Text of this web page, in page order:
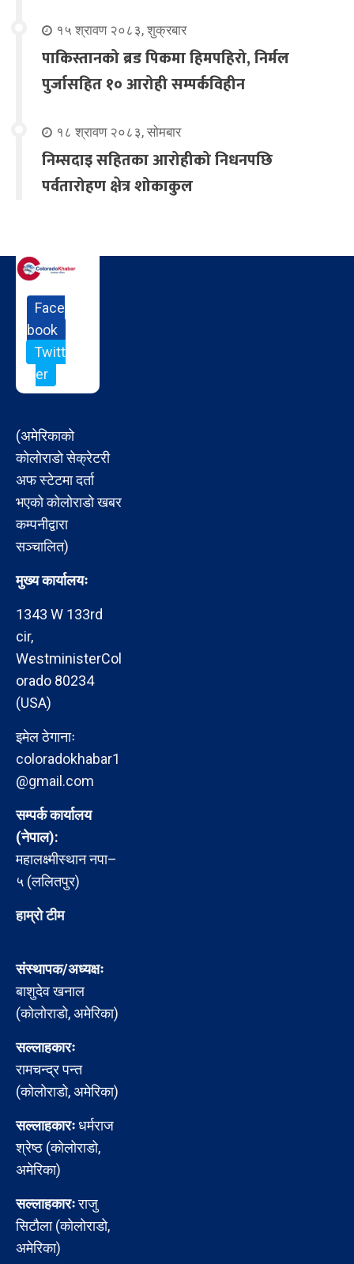
१५ श्रावण २०८३, शुक्रबार
पाकिस्तानको ब्रड पिकमा हिमपहिरो, निर्मल
पुर्जासहित १० आरोही सम्पर्कविहीन
१८ श्रावण २०८३, सोमबार
निम्सदाइ सहितका आरोहीको निधनपछि
पर्वतारोहण क्षेत्र शोकाकुल
Face
book
Twitt
er
(अमेरिकाको
कोलोराडो सेक्रेटरी
अफ स्टेटमा दर्ता
भएको कोलोराडो खबर
कम्पनीद्वारा
सञ्चालित)
मुख्य कार्यालयः
1343 W 133rd
cir,
WestministerCol
orado 80234
(USA)
इमेल ठेगानाः
coloradokhabar1
@gmail.com
सम्पर्क कार्यालय
(नेपाल):
महालक्ष्मीस्थान नपा–
५ (ललितपुर)
हाम्रो टीम
संस्थापक/अध्यक्षः
बाशुदेव खनाल
(कोलोराडो, अमेरिका)
सल्लाहकारः
रामचन्द्र पन्त
(कोलोराडो, अमेरिका)
सल्लाहकारःधर्मराज
श्रेष्ठ (कोलोराडो,
अमेरिका)
सल्लाहकारःराजु
सिटौला (कोलोराडो,
अमेरिका)